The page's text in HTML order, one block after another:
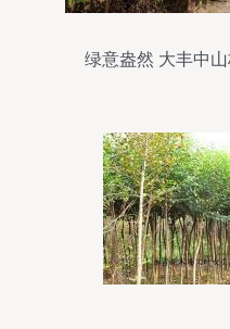
绿意盎然 大丰中